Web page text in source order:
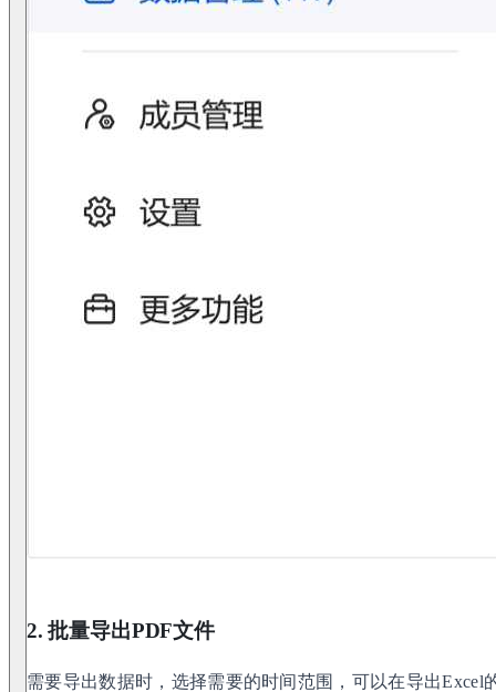
2. 批量导出PDF文件
需要导出数据时，选择需要的时间范围，可以在导出Excel